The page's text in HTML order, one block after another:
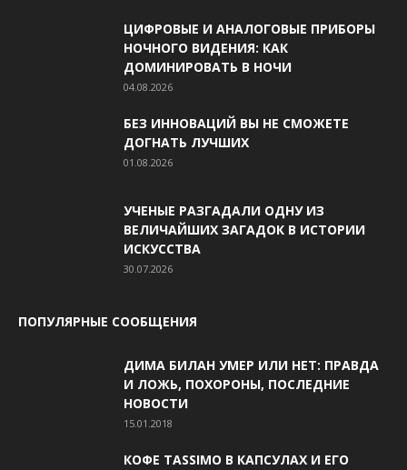
ЦИФРОВЫЕ И АНАЛОГОВЫЕ ПРИБОРЫ
НОЧНОГО ВИДЕНИЯ: КАК
ДОМИНИРОВАТЬ В НОЧИ
04.08.2026
БЕЗ ИННОВАЦИЙ ВЫ НЕ СМОЖЕТЕ
ДОГНАТЬ ЛУЧШИХ
01.08.2026
УЧЕНЫЕ РАЗГАДАЛИ ОДНУ ИЗ
ВЕЛИЧАЙШИХ ЗАГАДОК В ИСТОРИИ
ИСКУССТВА
30.07.2026
ПОПУЛЯРНЫЕ СООБЩЕНИЯ
ДИМА БИЛАН УМЕР ИЛИ НЕТ: ПРАВДА
И ЛОЖЬ, ПОХОРОНЫ, ПОСЛЕДНИЕ
НОВОСТИ
15.01.2018
КОФЕ TASSIMO В КАПСУЛАХ И ЕГО